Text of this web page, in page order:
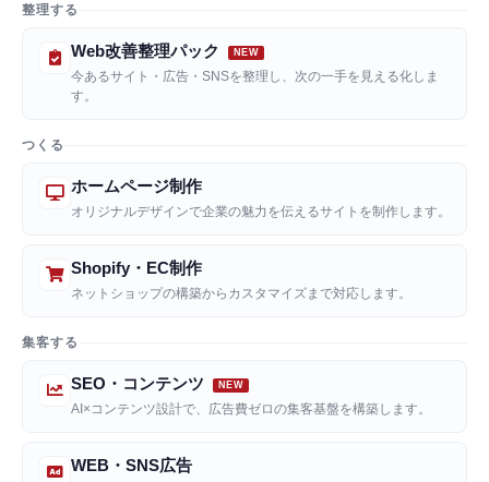
整理する
Web改善整理パック
今あるサイト・広告・SNSを整理し、次の一手を見える化しま
す。
つくる
ホームページ制作
オリジナルデザインで企業の魅力を伝えるサイトを制作します。
Shopify・EC制作
ネットショップの構築からカスタマイズまで対応します。
集客する
SEO・コンテンツ
AI×コンテンツ設計で、広告費ゼロの集客基盤を構築します。
WEB・SNS広告